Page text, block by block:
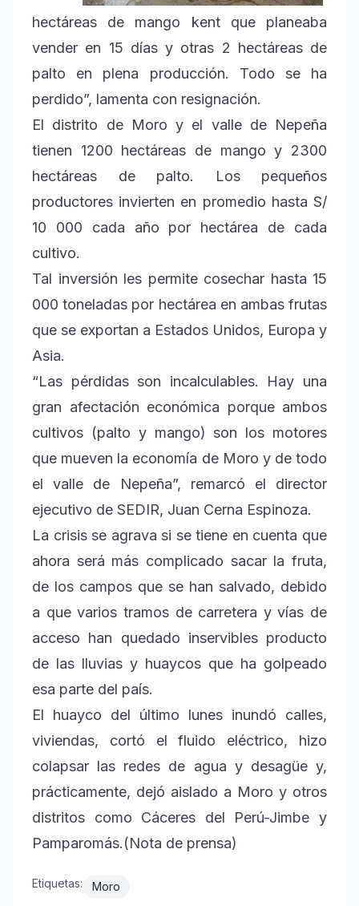
hectáreas de mango kent que planeaba
vender en 15 días y otras 2 hectáreas de
palto en plena producción. Todo se ha
perdido”, lamenta con resignación.
El distrito de Moro y el valle de Nepeña
tienen 1200 hectáreas de mango y 2300
hectáreas de palto. Los pequeños
productores invierten en promedio hasta S/
10 000 cada año por hectárea de cada
cultivo.
Tal inversión les permite cosechar hasta 15
000 toneladas por hectárea en ambas frutas
que se exportan a Estados Unidos, Europa y
Asia.
“Las pérdidas son incalculables. Hay una
gran afectación económica porque ambos
cultivos (palto y mango) son los motores
que mueven la economía de Moro y de todo
el valle de Nepeña”, remarcó el director
ejecutivo de SEDIR, Juan Cerna Espinoza.
La crisis se agrava si se tiene en cuenta que
ahora será más complicado sacar la fruta,
de los campos que se han salvado, debido
a que varios tramos de carretera y vías de
acceso han quedado inservibles producto
de las lluvias y huaycos que ha golpeado
esa parte del país.
El huayco del último lunes inundó calles,
viviendas, cortó el fluido eléctrico, hizo
colapsar las redes de agua y desagüe y,
prácticamente, dejó aislado a Moro y otros
distritos como Cáceres del Perú-Jimbe y
Pamparomás.(Nota de prensa)
Etiquetas: Moro